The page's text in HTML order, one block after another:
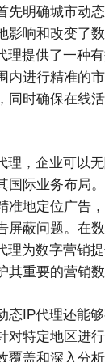
先明确城市动
影响和改变了
理提供了一种
内进行精准的
同时确保在线
理，企业可以
国际业务布局
准地定位广告
屏蔽问题。在
理为数字营销
其重要的营销数
态IP代理还能
对特定地区进
覆盖和深入分